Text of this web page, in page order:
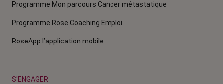
Programme Mon parcours Cancer métastatique
Programme Rose Coaching Emploi
RoseApp l’application mobile
S'ENGAGER